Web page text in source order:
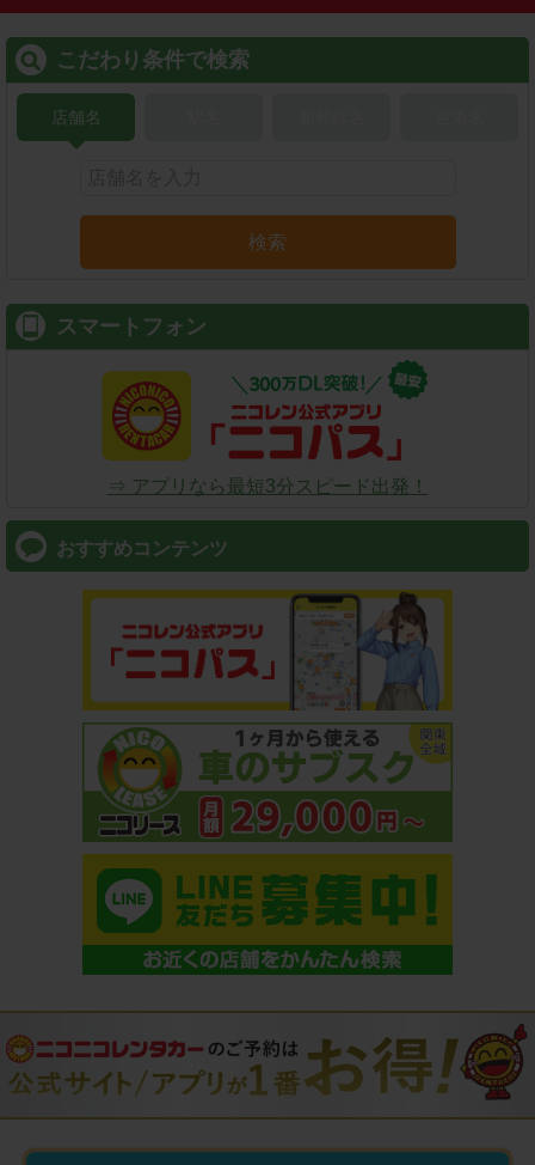
こだわり条件で検索
店舗名
検索
スマートフォン
⇒ アプリなら最短3分スピード出発！
おすすめコンテンツ